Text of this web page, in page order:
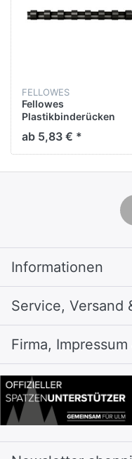
FELLOWES
Fellowes
Plastikbinderücken
COMB 5345707 8mm
schwarz 100 St./Pack.
ab 5,83 € *
Informationen
Service, Versand
Firma,